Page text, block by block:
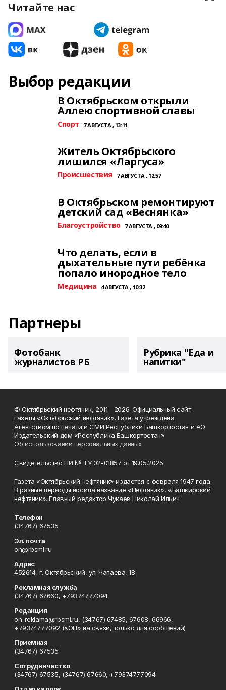
Читайте нас
Выбор редакции
В Октябрьском открыли
Аллею спортивной славы
Спорт 7 АВГУСТА , 13:11
Житель Октябрьского
лишился «Ларгуса»
Происшествия 7 АВГУСТА , 12:57
В Октябрьском ремонтируют
детский сад «Веснянка»
Благоустройство 7 АВГУСТА , 09:40
Что делать, если в
дыхательные пути ребёнка
попало инородное тело
Медицина 4 АВГУСТА , 10:32
Партнеры
Фотобанк
журналистов РБ
Рубрика "Еда и
напитки"
© Октябрьский нефтяник, 2011—2026. Официальный сайт
газеты «Октябрьский нефтяник». Газета учреждена
Агентством по печати и СМИ Республики Башкортостан и АО
Издательский дом «Республика Башкортостан»
Об использовании персональных данных
Свидетельство ПИ № ТУ 02-01857 от 19.05.2025
Газета «Октябрьский нефтяник» издается с февраля 1947 года.
В разные периоды носила название «Нефтяник», «Башкирский
нефтяник». Главный редактор Чукаев Николай Ильич
Телефон
(34767) 67535
Эл. почта
on@rbsmi.ru
Адрес
452614, г. Октябрьский, ул. Чапаева, 18
Рекламная служба
(34767) 67660, +79374777094
Редакция
on-reklama@rbsmi.ru, (34767) 67485, 67608, 66966,
+79374777092 («ОН» на связи, только для сообщений)
Приемная
(34767) 67535
Сотрудничество
(34767) 67535, (34767) 67660, +79374777094